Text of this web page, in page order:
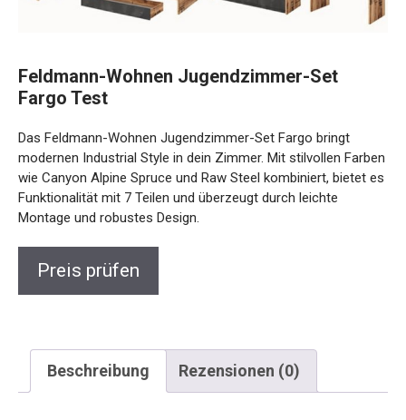
Feldmann-Wohnen Jugendzimmer-Set
Fargo Test
Das Feldmann-Wohnen Jugendzimmer-Set Fargo bringt
modernen Industrial Style in dein Zimmer. Mit stilvollen Farben
wie Canyon Alpine Spruce und Raw Steel kombiniert, bietet es
Funktionalität mit 7 Teilen und überzeugt durch leichte
Montage und robustes Design.
Preis prüfen
Beschreibung Rezensionen (0)